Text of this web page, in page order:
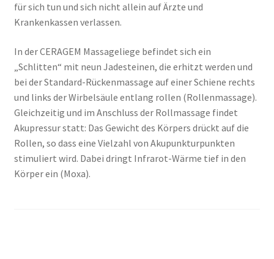
für sich tun und sich nicht allein auf Ärzte und
Krankenkassen verlassen.
In der CERAGEM Massageliege befindet sich ein
„Schlitten“ mit neun Jadesteinen, die erhitzt werden und
bei der Standard-Rückenmassage auf einer Schiene rechts
und links der Wirbelsäule entlang rollen (Rollenmassage).
Gleichzeitig und im Anschluss der Rollmassage findet
Akupressur statt: Das Gewicht des Körpers drückt auf die
Rollen, so dass eine Vielzahl von Akupunkturpunkten
stimuliert wird. Dabei dringt Infrarot-Wärme tief in den
Körper ein (Moxa).